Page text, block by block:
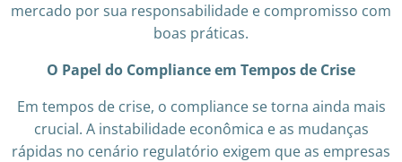
mercado por sua responsabilidade e compromisso com
boas práticas.
O Papel do Compliance em Tempos de Crise
Em tempos de crise, o compliance se torna ainda mais
crucial. A instabilidade econômica e as mudanças
rápidas no cenário regulatório exigem que as empresas